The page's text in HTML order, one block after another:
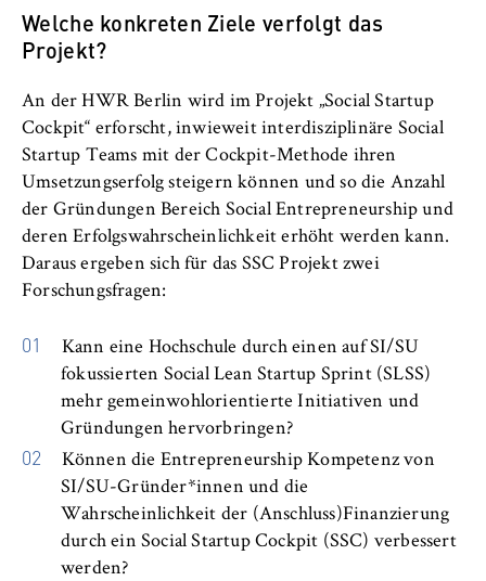
Welche konkreten Ziele verfolgt das
Projekt?
An der HWR Berlin wird im Projekt „Social Startup
Cockpit“ erforscht, inwieweit interdisziplinäre Social
Startup Teams mit der Cockpit-Methode ihren
Umsetzungserfolg steigern können und so die Anzahl
der Gründungen Bereich Social Entrepreneurship und
deren Erfolgswahrscheinlichkeit erhöht werden kann.
Daraus ergeben sich für das SSC Projekt zwei
Forschungsfragen:
Kann eine Hochschule durch einen auf SI/SU
fokussierten Social Lean Startup Sprint (SLSS)
mehr gemeinwohlorientierte Initiativen und
Gründungen hervorbringen?
Können die Entrepreneurship Kompetenz von
SI/SU-Gründer*innen und die
Wahrscheinlichkeit der (Anschluss)Finanzierung
durch ein Social Startup Cockpit (SSC) verbessert
werden?